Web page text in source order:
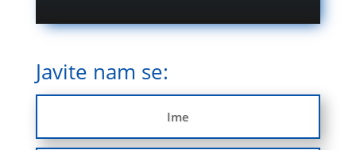
Javite nam se: